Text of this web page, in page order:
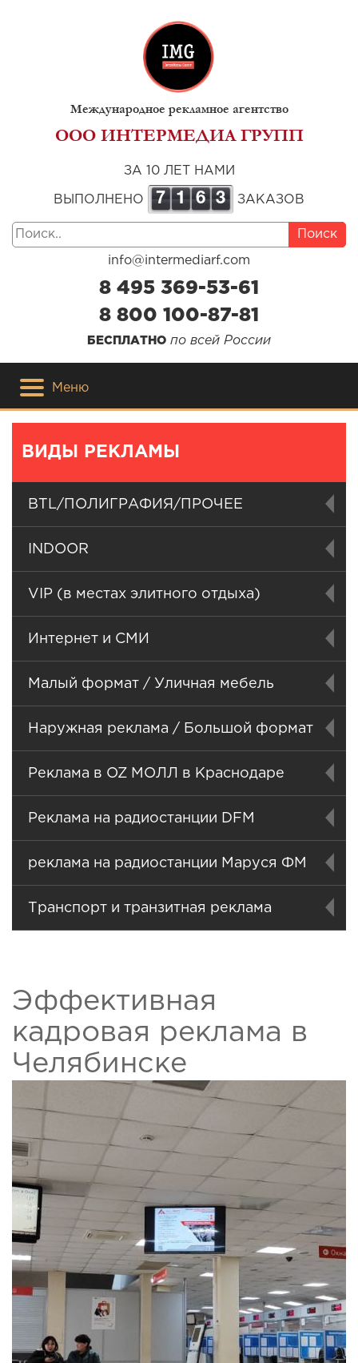
Международное рекламное агентство
ООО ИНТЕРМЕДИА ГРУПП
ЗА 10 ЛЕТ НАМИ
ВЫПОЛНЕНО 7 1 6 3 ЗАКАЗОВ
Поиск
info@intermediarf.com
8 495 369-53-61
8 800 100-87-81
БЕСПЛАТНО по всей России
Меню
ВИДЫ РЕКЛАМЫ
BTL/ПОЛИГРАФИЯ/ПРОЧЕЕ
INDOOR
VIP (в местах элитного отдыха)
Интернет и СМИ
Малый формат / Уличная мебель
Наружная реклама / Большой формат
Реклама в OZ МОЛЛ в Краснодаре
Реклама на радиостанции DFM
реклама на радиостанции Маруся ФМ
Транспорт и транзитная реклама
Эффективная
кадровая реклама в
Челябинске